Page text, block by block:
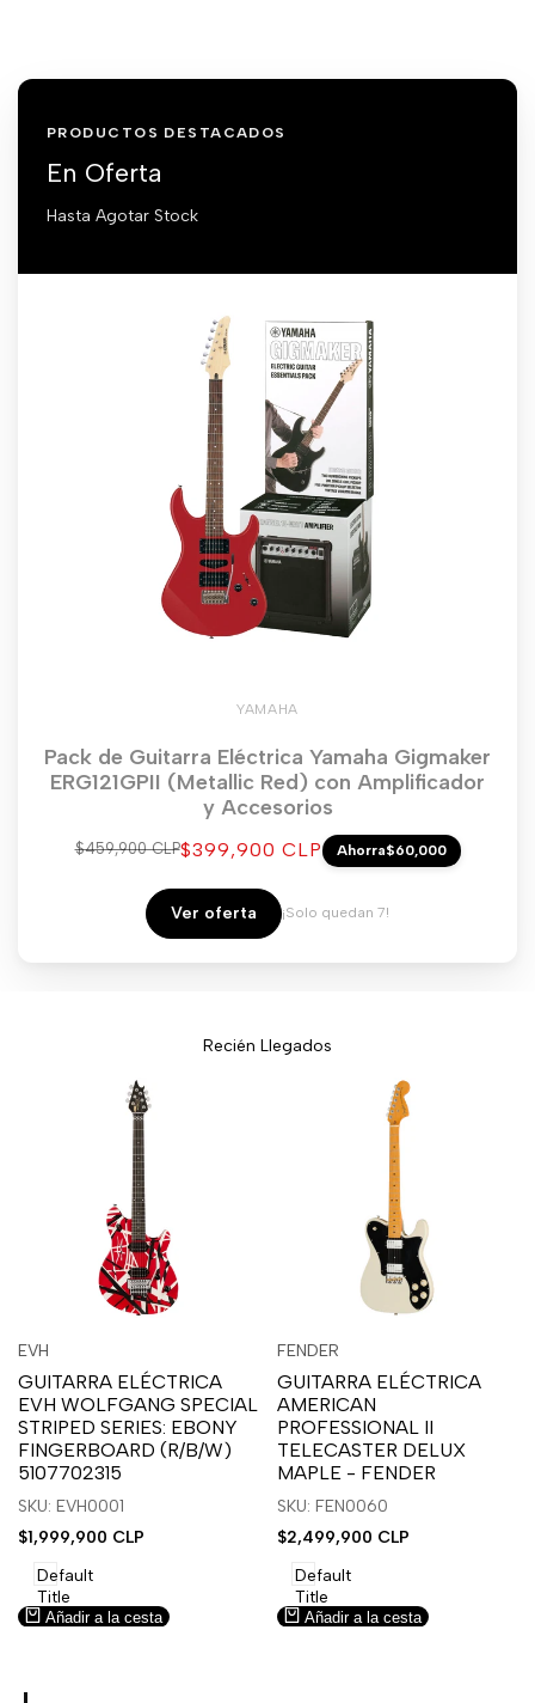
PRODUCTOS DESTACADOS
En Oferta
Hasta Agotar Stock
YAMAHA
Pack de Guitarra Eléctrica Yamaha Gigmaker
ERG121GPII (Metallic Red) con Amplificador
y Accesorios
Precio
$459,900 CLPPrecio
venta
$399,900 CLP Ahorra$60,000
Ver oferta ¡Solo quedan 7!
Recién Llegados
sesión
para
usar
la
lista
deseos.
para
usar
Compare
Proveedor:
EVH
GUITARRA ELÉCTRICA
EVH WOLFGANG SPECIAL
STRIPED SERIES: EBONY
FINGERBOARD (R/B/W)
5107702315
SKU: EVH0001
Precio
venta
$1,999,900 CLP
Default
Title
Añadir a la cesta
sesión
para
usar
la
lista
deseos.
sesión
para
usar
Compare
Vista
Proveedor:
FENDER
GUITARRA ELÉCTRICA
AMERICAN
PROFESSIONAL II
TELECASTER DELUX
MAPLE - FENDER
SKU: FEN0060
Precio
venta
$2,499,900 CLP
Default
Title
Añadir a la cesta